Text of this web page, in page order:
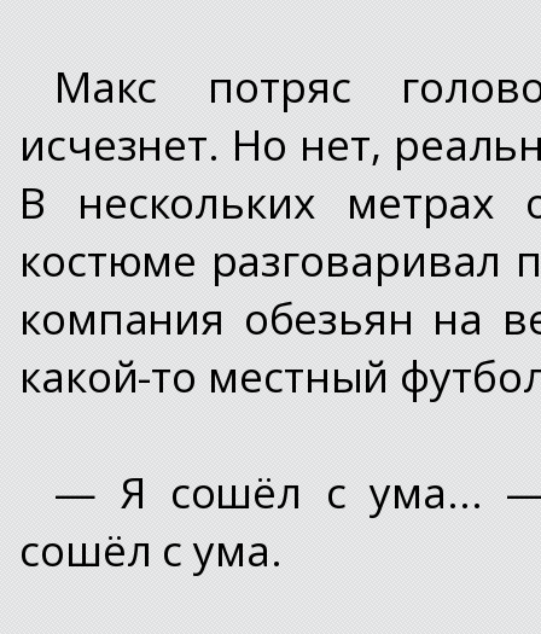
Макс потряс
исчезнет. Но нет,
В нескольких метрах
костюме разговаривал
компания обезьян на
какой-то местный
— Я сошёл с ума...
сошёл с ума.